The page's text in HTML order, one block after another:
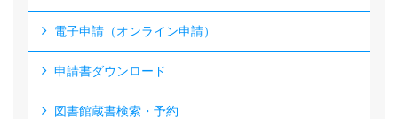
電子申請（オンライン申請）
申請書ダウンロード
図書館蔵書検索・予約